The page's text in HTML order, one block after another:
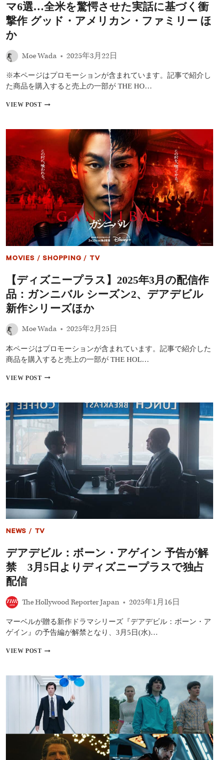
信
前
に
ズ
が
動
出
マ6選…全米を驚愕させた実話に基づく衝
撃作 グッド・アメリカン・ファミリー ほ
か
Moe Wada 2025年3月22日
※本ページはプロモーションが含まれています。記事で紹介し
た商品を購入すると売上の一部が THE HO…
VIEW POST【デ
ニ
ー
ラ
ス】
春
の
新
作
海
外
ド
ラ
選…
米
驚
愕
さ
た
話
に
づ
撃
作
グ
ッ
ド・
ア
メ
リ
ン・
ァ
ミ
リ
ほ
MOVIES /SHOPPING / TV
【ディズニープラス】2025年3月の配信作
品：ガンニバル シーズン2、デアデビル
新作シリーズほか
Moe Wada 2025年2月25日
本ページはプロモーションが含まれています。記事で紹介した
商品を購入すると売上の一部が THE HOL…
VIEW POST【デ
ニ
ー
プ
ラ
ス】
2025
年
3
信
作
品：
ン
バ
ル
シ
2、
ア
デ
ル
シ
リ
ー
ズ
ほ
か
NEWS / TV
デアデビル：ボーン・アゲイン 予告が解
禁 3月5日よりディズニープラスで独占
配信
The Hollywood Reporter Japan 2025年1月16日
マーベルが贈る新作ドラマシリーズ『デアデビル：ボーン・ア
ゲイン』の予告編が解禁となり、3月5日(水)…
VIEW POSTデ
ビ
ル：
ボ
ー
ン・
ア
ゲ
ン
予